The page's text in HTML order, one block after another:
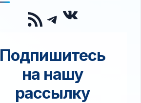
RSS-лента
Telegram
Подпишитесь
на нашу
рассылку